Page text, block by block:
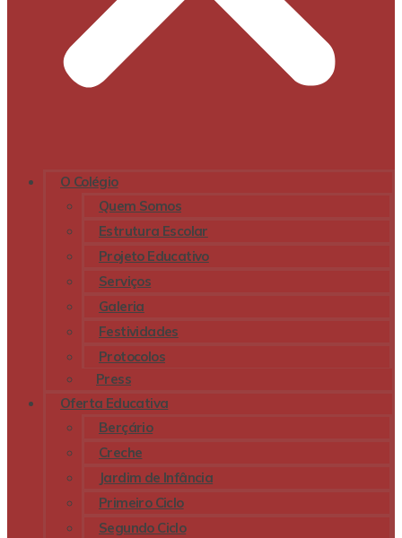
O Colégio
Quem Somos
Estrutura Escolar
Projeto Educativo
Serviços
Galeria
Festividades
Protocolos
Press
Oferta Educativa
Berçário
Creche
Jardim de Infância
Primeiro Ciclo
Segundo Ciclo